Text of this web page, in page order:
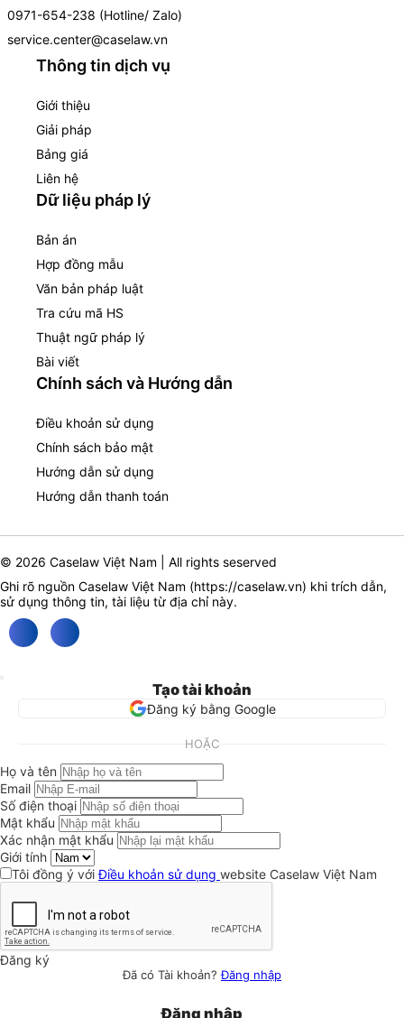
0971-654-238 (Hotline/ Zalo)
service.center@caselaw.vn
Thông tin dịch vụ
Giới thiệu
Giải pháp
Bảng giá
Liên hệ
Dữ liệu pháp lý
Bản án
Hợp đồng mẫu
Văn bản pháp luật
Tra cứu mã HS
Thuật ngữ pháp lý
Bài viết
Chính sách và Hướng dẫn
Điều khoản sử dụng
Chính sách bảo mật
Hướng dẫn sử dụng
Hướng dẫn thanh toán
© 2026 Caselaw Việt Nam | All rights seserved
Ghi rõ nguồn Caselaw Việt Nam (https://caselaw.vn) khi trích dẫn,
sử dụng thông tin, tài liệu từ địa chỉ này.
Tạo tài khoản
Đăng ký bằng Google
HOẶC
Họ và tên
Email
Số điện thoại
Mật khẩu
Xác nhận mật khẩu
Giới tính
Tôi đồng ý vớiĐiều khoản sử dụng website Caselaw Việt Nam
Đăng ký
Đã có Tài khoản?Đăng nhập
Đăng nhập